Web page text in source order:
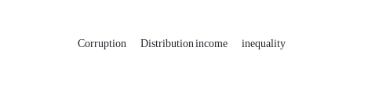
Corruption Distribution income inequality